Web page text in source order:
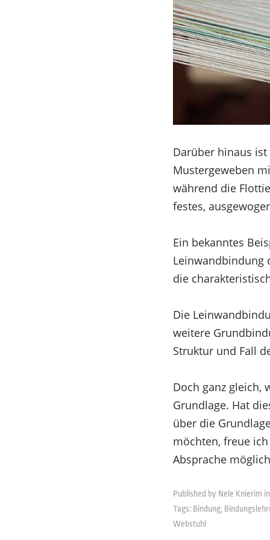
Darüber hinaus
Mustergeweben
während die
festes,
Ein bekanntes
Leinwandbindung
die
Die
weitere
Struktur und Fall
Doch ganz gleich,
Grundlage. Hat
über die
möchten, freue
Absprache
Published by Nele Knierim in
Tags: Bindung,
Webstuhl